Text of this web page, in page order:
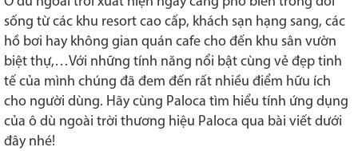
sống từ các khu resort cao cấp, khách sạn hạng sang, các
hồ bơi hay không gian quán cafe cho đến khu sân vườn
biệt thự,…Với những tính năng nổi bật cùng vẻ đẹp tinh
tế của mình chúng đã đem đến rất nhiều điểm hữu ích
cho người dùng. Hãy cùng Paloca tìm hiểu tính ứng dụng
của ô dù ngoài trời thương hiệu Paloca qua bài viết dưới
đây nhé!